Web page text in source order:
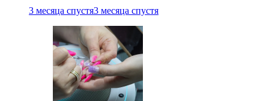
3 месяца спустя3 месяца спустя